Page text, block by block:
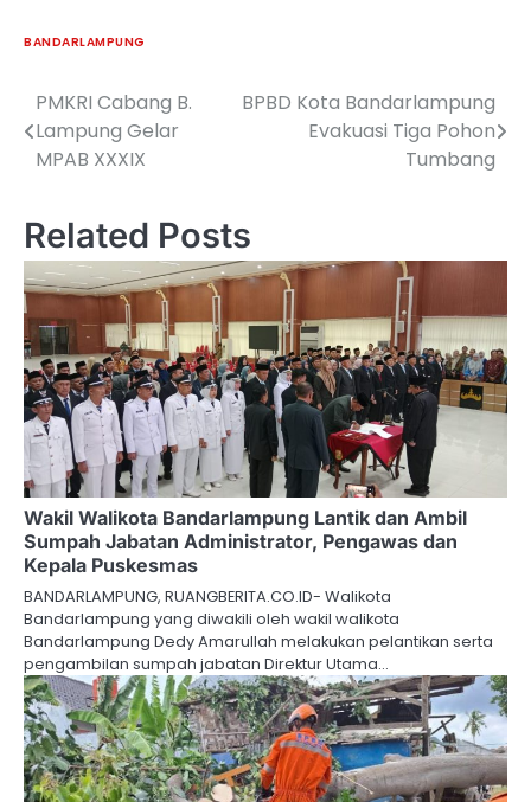
BANDARLAMPUNG
Navigasi
pos
PMKRI Cabang B.
Lampung Gelar
MPAB XXXIX
BPBD Kota Bandarlampung
Evakuasi Tiga Pohon
Tumbang
Related Posts
Wakil Walikota Bandarlampung Lantik dan Ambil
Sumpah Jabatan Administrator, Pengawas dan
Kepala Puskesmas
BANDARLAMPUNG, RUANGBERITA.CO.ID- Walikota
Bandarlampung yang diwakili oleh wakil walikota
Bandarlampung Dedy Amarullah melakukan pelantikan serta
pengambilan sumpah jabatan Direktur Utama…